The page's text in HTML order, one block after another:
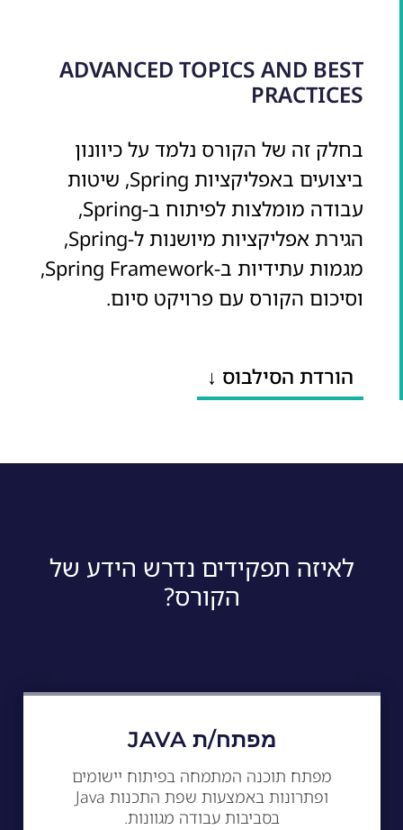
ADVANCED TOPICS AND BEST
PRACTICES
בחלק זה של הקורס נלמד על כיוונון
ביצועים באפליקציות Spring, שיטות
עבודה מומלצות לפיתוח ב-Spring,
הגירת אפליקציות מיושנות ל-Spring,
מגמות עתידיות ב-Spring Framework,
וסיכום הקורס עם פרויקט סיום.
הורדת הסילבוס ↓
לאיזה תפקידים נדרש הידע של
הקורס?
מפתח/ת JAVA
מפתח תוכנה המתמחה בפיתוח יישומים
ופתרונות באמצעות שפת התכנות Java
בסביבות עבודה מגוונות.